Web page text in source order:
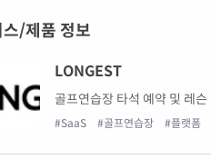
/제품 정보
LONGEST
골프연습장 타석 예약 및 레슨
#SaaS #골프연습장 #플랫폼